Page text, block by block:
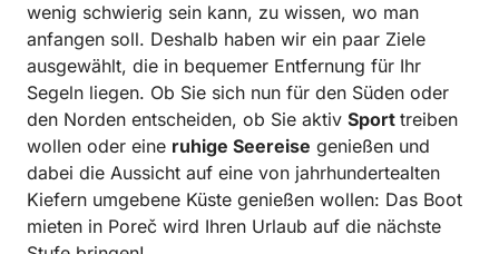
wenig schwierig sein kann, zu wissen, wo man
anfangen soll. Deshalb haben wir ein paar Ziele
ausgewählt, die in bequemer Entfernung für Ihr
Segeln liegen. Ob Sie sich nun für den Süden oder
den Norden entscheiden, ob Sie aktiv Sport treiben
wollen oder eine ruhige Seereise genießen und
dabei die Aussicht auf eine von jahrhundertealten
Kiefern umgebene Küste genießen wollen: Das Boot
mieten in Poreč wird Ihren Urlaub auf die nächste